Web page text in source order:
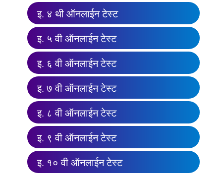
इ. ४ थी ऑनलाईन टेस्ट
इ. ५ वी ऑनलाईन टेस्ट
इ. ६ वी ऑनलाईन टेस्ट
इ. ७ वी ऑनलाईन टेस्ट
इ. ८ वी ऑनलाईन टेस्ट
इ. ९ वी ऑनलाईन टेस्ट
इ. १० वी ऑनलाईन टेस्ट